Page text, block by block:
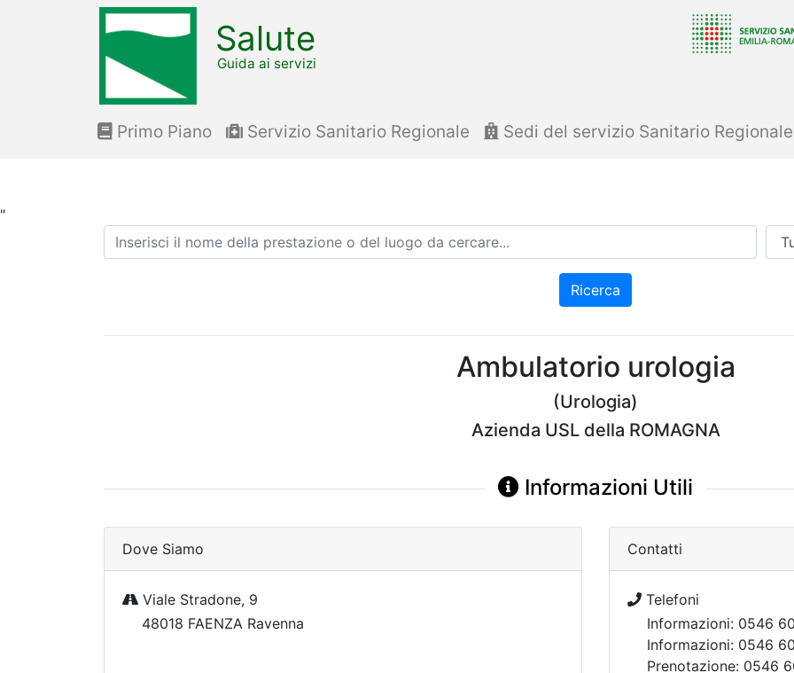
"
Salute
Guida ai servizi
Primo Piano Servizio Sanitario Regionale Sedi del servizio Sanitario Regionale
Ricerca
Ricerca
Ambulatorio urologia
(Urologia)
Azienda USL della ROMAGNA
Informazioni Utili
Dove Siamo
Viale Stradone, 9
48018 FAENZA Ravenna
Contatti
Telefoni
Informazioni: 0546
Informazioni: 0546
Prenotazione: 0546